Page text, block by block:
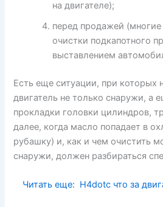
на двигателе);
перед продажей
очистки подкапотного
выставлением
Есть еще ситуации, при
двигатель не только снаружи, а
прокладки головки цилиндров,
далее, когда масло попадает в
рубашку) и, как и чем очистить
снаружи, должен разбираться
Читать еще: H4dotc что за